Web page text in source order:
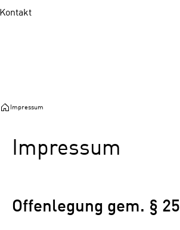
Kontakt
Impressum
Impressum
Offenlegung gem. §